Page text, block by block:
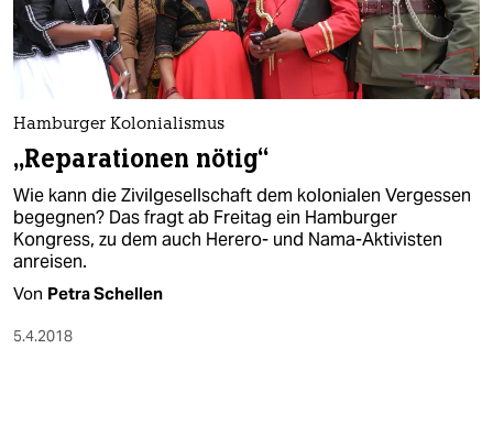
Hamburger Kolonialismus
„Reparationen nötig“
Wie kann die Zivilgesellschaft dem kolonialen Vergessen
begegnen? Das fragt ab Freitag ein Hamburger
Kongress, zu dem auch Herero- und Nama-Aktivisten
anreisen.
Von Petra Schellen
5.4.2018